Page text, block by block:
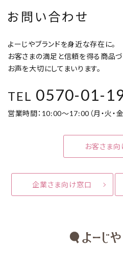
お問い合わせ
よーじやブランドを身近な存在に。
お客さまの満足と信頼を得る商品
お声を大切にしてまいります。
TEL 0570-01-
営業時間：10:00～17:00（月・火・
お客さま
企業さま向け窓口